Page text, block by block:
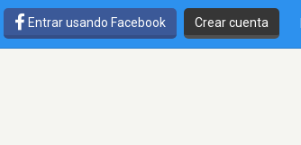
Entrar usando Facebook Crear cuenta